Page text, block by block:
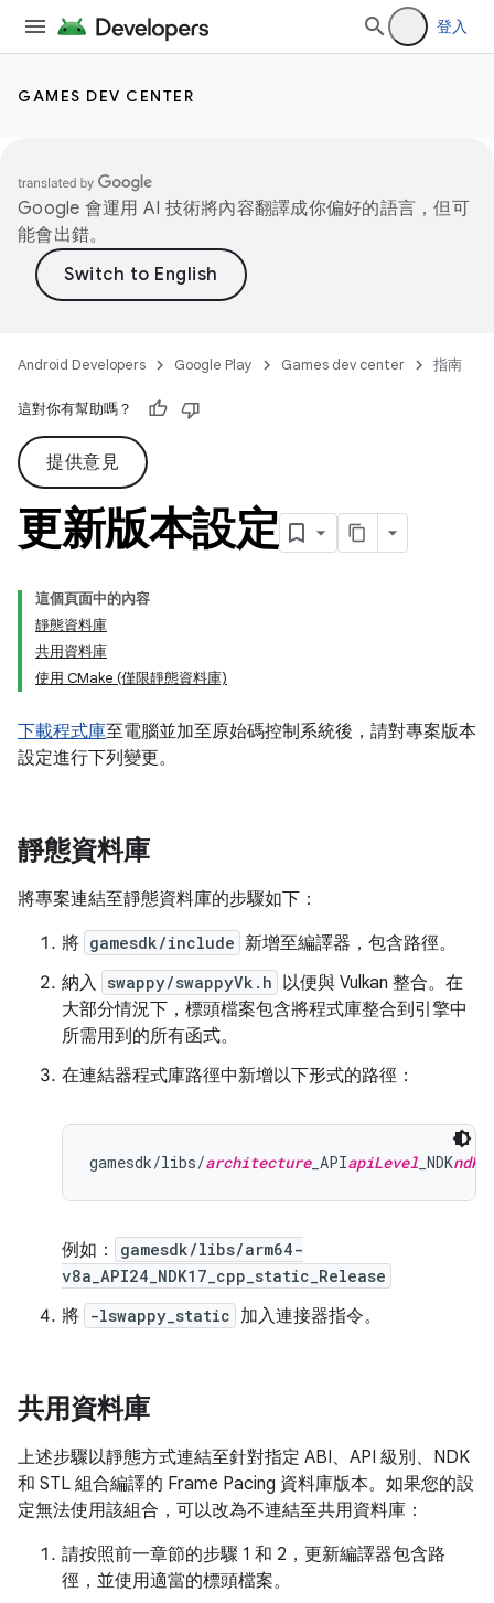
登入
GAMES DEV CENTER
Google 會運用 AI 技術將內容翻譯成你偏好的語言，但可
能會出錯。
Android Developers Google Play Games dev center 指南
這對你有幫助嗎？
提供意見
更新版本設定
這個頁面中的內容
靜態資料庫
共用資料庫
使用 CMake (僅限靜態資料庫)
下載程式庫至電腦並加至原始碼控制系統後，請對專案版本
設定進行下列變更。
靜態資料庫
將專案連結至靜態資料庫的步驟如下：
將 gamesdk/include 新增至編譯器，包含路徑。
納入 swappy/swappyVk.h 以便與 Vulkan 整合。在
大部分情況下，標頭檔案包含將程式庫整合到引擎中
所需用到的所有函式。
在連結器程式庫路徑中新增以下形式的路徑：
gamesdk/libs/architecture_APIapiLevel _NDK
例如：
gamesdk/libs/arm64-
v8a_API24_NDK17_cpp_static_Release
將 -lswappy_static 加入連接器指令。
共用資料庫
上述步驟以靜態方式連結至針對指定 ABI、API 級別、NDK
和 STL 組合編譯的 Frame Pacing 資料庫版本。如果您的設
定無法使用該組合，可以改為不連結至共用資料庫：
請按照前一章節的步驟 1 和 2，更新編譯器包含路
徑，並使用適當的標頭檔案。